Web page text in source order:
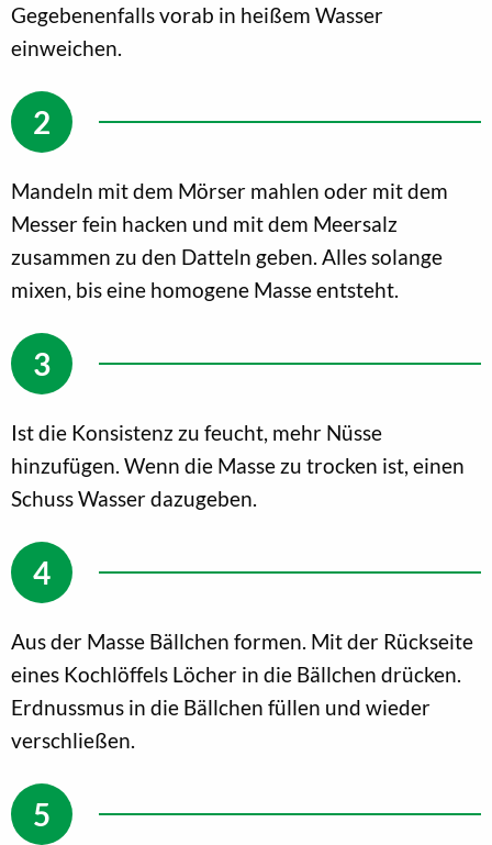
Gegebenenfalls vorab in heißem Wasser
einweichen.
Mandeln mit dem Mörser mahlen oder mit dem
Messer fein hacken und mit dem Meersalz
zusammen zu den Datteln geben. Alles solange
mixen, bis eine homogene Masse entsteht.
Ist die Konsistenz zu feucht, mehr Nüsse
hinzufügen. Wenn die Masse zu trocken ist, einen
Schuss Wasser dazugeben.
Aus der Masse Bällchen formen. Mit der Rückseite
eines Kochlöffels Löcher in die Bällchen drücken.
Erdnussmus in die Bällchen füllen und wieder
verschließen.